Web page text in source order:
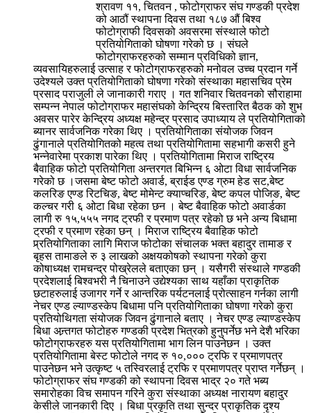
श्रावण ११, चितवन , फोटोग्राफर संघ गण्डकी प्रदेश
को आठौं स्थापना दिवस तथा १८७ औं बिश्व
फोटोग्राफी दिवसको अवसरमा संस्थाले फोटो
प्रतियोगिताको घोषणा गरेको छ । संघले
फोटोग्राफरहरुको सम्मान प्रविधिको ज्ञान,
व्यवसायिहरुलाई उत्साह र फोटोग्राफरहरुको मनोवल उच्च प्रदान गर्ने
उदेश्यले उक्त प्रतियोगिताको घोषणा गरेको संस्थाका महासचिव प्रेम
प्रसाद पराजुली ले जानाकारी गराए । गत शनिवार चितवनको सौराहामा
सम्पन्न नेपाल फोटोग्राफर महासंघको केन्द्रिय बिस्तारित बैठक को शुभ
अवसर पारेर केन्द्रिय अध्यक्ष महेन्द्र प्रसाद उपाध्याय ले प्रतियोगिताको
ब्यानर सार्वजनिक गरेका थिए । प्रतियोगिताका संयोजक जिवन
ढुंगानाले प्रतियोगितको महत्व तथा प्रतियोगितामा सहभागी कसरी हुने
भन्नेवारेमा प्रकाश पारेका थिए । प्रतियोगितामा मिराज राष्ट्रिय
बैवाहिक फोटो प्रतियोगिता अन्तरगत बिभिन्न ६ ओटा विधा सार्वजनिक
गरेको छ ।जसमा बेष्ट फोटो अवार्ड, ब्राईड एण्ड ग्रुम हेड सट,बेष्ट
कलरिङ एण्ड रिटचिङ, बेष्ट मोमेन्ट क्याप्चरिङ, बेष्ट कपल पोजिङ, बेष्ट
कल्चर गरी ६ ओटा बिधा रहेका छन । बेष्ट बैवाहिक फोटो अवार्डका
लागी रु १५,५५५ नगद ट्रफी र प्रमाण पत्र रहेको छ भने अन्य बिधामा
ट्रफी र प्रमाण रहेका छन् । मिराज राष्ट्रिय बैवाहिक फोटो
प्र्रतियोगिताका लागि मिराज फोटोका संचालक भक्त बहादुर तामाङ र
बृहस तामाङले रु ३ लाखको अक्षयकोषको स्थापना गरेको कुरा
कोषाध्यक्ष रामचन्द्र पोख्रेलले बताएका छन् । यसैगरी संस्थाले गण्डकी
प्रदेशलाई बिश्वभरी नै चिनाउने उद्येश्यका साथ यहाँका प्राकृतिक
छटाहरुलाई उजागर गर्ने र आन्तरिक पर्यटनलाई प्रोत्साहन गर्नका लागी
नेचर एण्ड ल्याण्डस्केप बिधामा पनि प्रतियोगिताका घोषणा गरेको कुरा
प्रतियोथिगता संयोजक जिवन ढुंगानाले बताए । नेचर एण्ड ल्याण्डस्केप
बिधा अन्र्तगत फोटोहरु गण्डकी प्रदेश भित्रको हुनुपर्नेछ भने देशै भरिका
फोटोग्राफरहरु यस प्रतियोगितामा भाग लिन पाउनेछन । उक्त
प्रतियोगितामा बेस्ट फोटोले नगद रु १०,००० ट्रफि र प्रमाणपत्र
पाउनेछन भने उत्कृष्ट ५ तस्विरलाई ट्रफि र प्रमाणपत्र प्राप्त गर्नेछन् ।
फोटोग्राफर संघ गण्डकी को स्थापना दिवस भाद्र २० गते भब्य
समारोहका विच समापन गरिने कुरा संस्थाका अध्यक्ष नारायण बहादुर
केसीले जानकारी दिए । बिधा प्रकृति तथा सुन्दर प्राकृतिक दृश्य